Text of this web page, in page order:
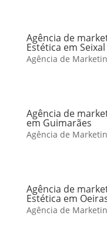
Agência de
Estética em Seixal
Agência de
Agência de
em Guimarães
Agência de
Agência de
Estética em
Agência de